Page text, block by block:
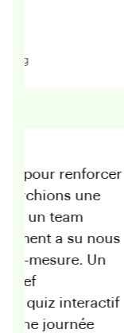
unique pour
Nous
pour un
sur-
un chef
suivi d’un quiz
VR : une